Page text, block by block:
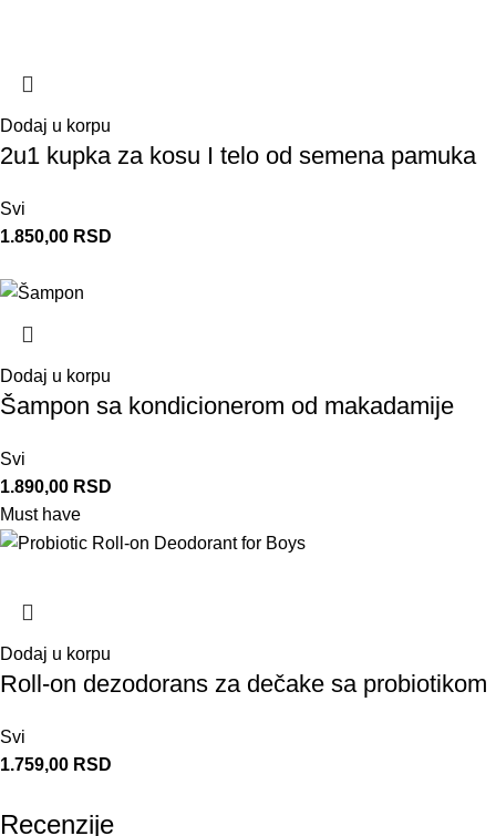
Dodaj u korpu
2u1 kupka za kosu I telo od semena pamuka
Svi
1.850,00 RSD
Dodaj u korpu
Šampon sa kondicionerom od makadamije
Svi
1.890,00 RSD
Must have
Dodaj u korpu
Roll-on dezodorans za dečake sa probiotikom
Svi
1.759,00 RSD
Recenzije